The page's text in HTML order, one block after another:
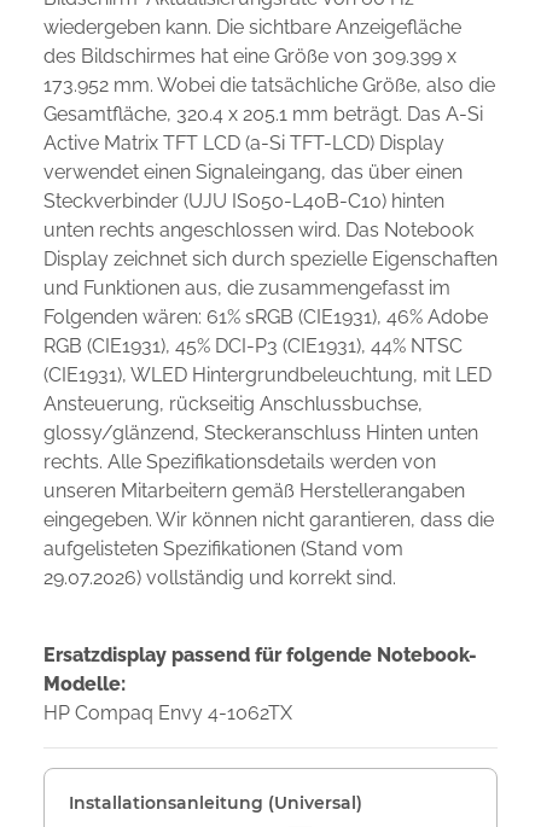
wiedergeben kann. Die sichtbare Anzeigefläche
des Bildschirmes hat eine Größe von 309.399 x
173.952 mm. Wobei die tatsächliche Größe, also die
Gesamtfläche, 320.4 x 205.1 mm beträgt. Das A-Si
Active Matrix TFT LCD (a-Si TFT-LCD) Display
verwendet einen Signaleingang, das über einen
Steckverbinder (UJU IS050-L40B-C10) hinten
unten rechts angeschlossen wird. Das Notebook
Display zeichnet sich durch spezielle Eigenschaften
und Funktionen aus, die zusammengefasst im
Folgenden wären: 61% sRGB (CIE1931), 46% Adobe
RGB (CIE1931), 45% DCI-P3 (CIE1931), 44% NTSC
(CIE1931), WLED Hintergrundbeleuchtung, mit LED
Ansteuerung, rückseitig Anschlussbuchse,
glossy/glänzend, Steckeranschluss Hinten unten
rechts. Alle Spezifikationsdetails werden von
unseren Mitarbeitern gemäß Herstellerangaben
eingegeben. Wir können nicht garantieren, dass die
aufgelisteten Spezifikationen (Stand vom
29.07.2026) vollständig und korrekt sind.
Ersatzdisplay passend für folgende Notebook-
Modelle:
HP Compaq Envy 4-1062TX
Installationsanleitung (Universal)